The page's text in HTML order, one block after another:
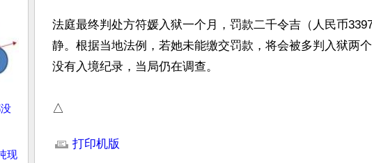
现
法庭最终判处方符媛入狱一个月，罚款二千令吉（人民币
静。根据当地法例，若她未能缴交罚款，将会被多判入狱两
没有入境纪录，当局仍在调查。
△
打印机版